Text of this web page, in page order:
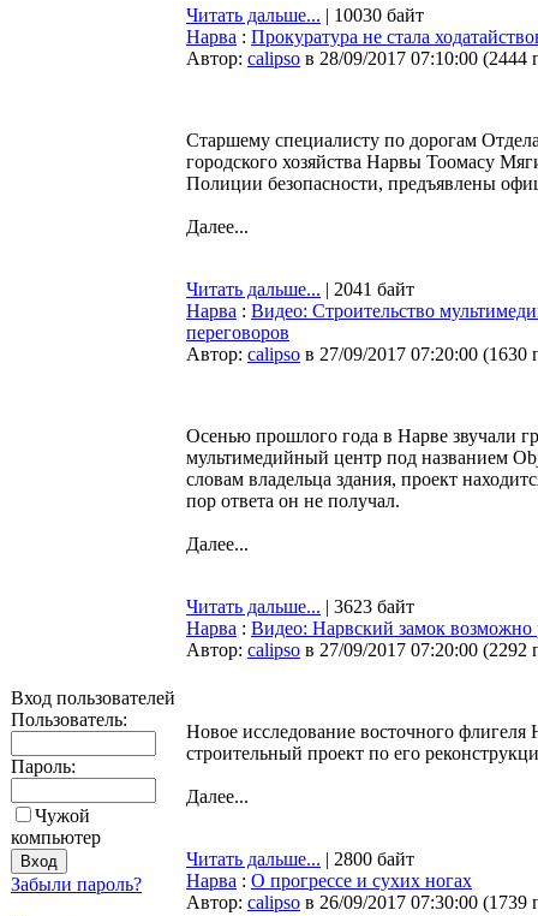
Вход пользователей
Пользователь:
Пароль:
Чужой
компьютер
Забыли пароль?
Читать дальше... | 10030 байт
Нарва : Прокуратура не стала
Автор: calipso в 28/09/2017 07:10:00 (2444
Старшему специалисту по дорогам
городского хозяйства Нарвы Тоомасу
Полиции безопасности, предъявлены
Далее...
Читать дальше... | 2041 байт
Нарва : Видео: Строительство
переговоров
Автор: calipso в 27/09/2017 07:20:00 (1630
Осенью прошлого года в Нарве звучали
мультимедийный центр под названием
словам владельца здания, проект
пор ответа он не получал.
Далее...
Читать дальше... | 3623 байт
Нарва : Видео: Нарвский замок возможно
Автор: calipso в 27/09/2017 07:20:00 (2292
Новое исследование восточного флигеля
строительный проект по его
Далее...
Читать дальше... | 2800 байт
Нарва : О прогрессе и сухих ногах
Автор: calipso в 26/09/2017 07:30:00 (1739